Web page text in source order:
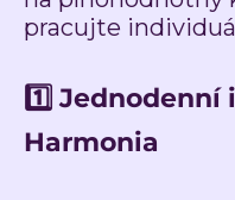
pracujte
1️⃣ Jednodenní
Harmonia